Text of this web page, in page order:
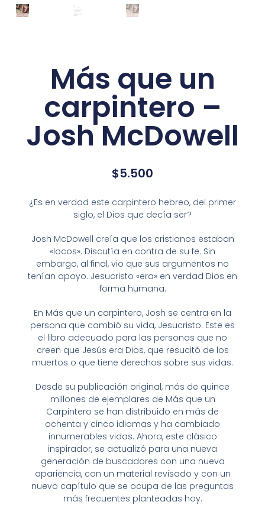
Más que un
carpintero –
Josh McDowell
$5.500
¿Es en verdad este carpintero hebreo, del primer
siglo, el Dios que decía ser?
Josh McDowell creía que los cristianos estaban
«locos». Discutía en contra de su fe. Sin
embargo, al final, vio que sus argumentos no
tenían apoyo. Jesucristo «era» en verdad Dios en
forma humana.
En Más que un carpintero, Josh se centra en la
persona que cambió su vida, Jesucristo. Este es
el libro adecuado para las personas que no
creen que Jesús era Dios, que resucitó de los
muertos o que tiene derechos sobre sus vidas.
Desde su publicación original, más de quince
millones de ejemplares de Más que un
Carpintero se han distribuido en más de
ochenta y cinco idiomas y ha cambiado
innumerables vidas. Ahora, este clásico
inspirador, se actualizó para una nueva
generación de buscadores con una nueva
apariencia, con un material revisado y con un
nuevo capítulo que se ocupa de las preguntas
más frecuentes planteadas hoy.